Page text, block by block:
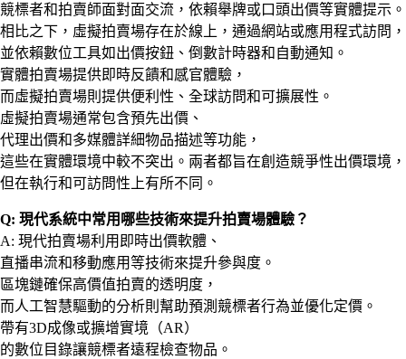
競標者和拍賣師面對面交流，依賴舉牌或口頭出價等實體提示。
相比之下，虛擬拍賣場存在於線上，通過網站或應用程式訪問，
並依賴數位工具如出價按鈕、倒數計時器和自動通知。
實體拍賣場提供即時反饋和感官體驗，
而虛擬拍賣場則提供便利性、全球訪問和可擴展性。
虛擬拍賣場通常包含預先出價、
代理出價和多媒體詳細物品描述等功能，
這些在實體環境中較不突出。兩者都旨在創造競爭性出價環境，
但在執行和可訪問性上有所不同。
Q: 現代系統中常用哪些技術來提升拍賣場體驗？
A: 現代拍賣場利用即時出價軟體、
直播串流和移動應用等技術來提升參與度。
區塊鏈確保高價值拍賣的透明度，
而人工智慧驅動的分析則幫助預測競標者行為並優化定價。
帶有3D成像或擴增實境（AR）
的數位目錄讓競標者遠程檢查物品。